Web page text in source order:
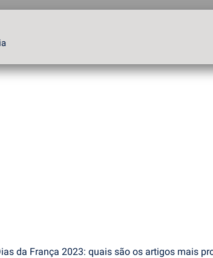
da França 2023: quais são os artigos mais